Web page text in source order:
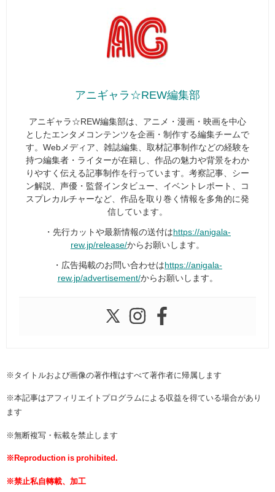
アニギャラ☆REW編集部
アニギャラ☆REW編集部は、アニメ・漫画・映画を中心
としたエンタメコンテンツを企画・制作する編集チームで
す。Webメディア、雑誌編集、取材記事制作などの経験を
持つ編集者・ライターが在籍し、作品の魅力や背景をわか
りやすく伝える記事制作を行っています。考察記事、シー
ン解説、声優・監督インタビュー、イベントレポート、コ
スプレカルチャーなど、作品を取り巻く情報を多角的に発
信しています。
・先行カットや最新情報の送付は https://anigala-
rew.jp/release/からお願いします。
・広告掲載のお問い合わせは https://anigala-
rew.jp/advertisement/からお願いします。
※タイトルおよび画像の著作権はすべて著作者に帰属します
※本記事はアフィリエイトプログラムによる収益を得ている場合があり
ます
※無断複写・転載を禁止します
※Reproduction is prohibited.
※禁止私自轉載、加工